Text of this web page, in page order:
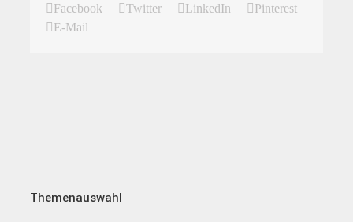
Facebook Twitter LinkedIn
Pinterest
E-Mail
Themenauswahl